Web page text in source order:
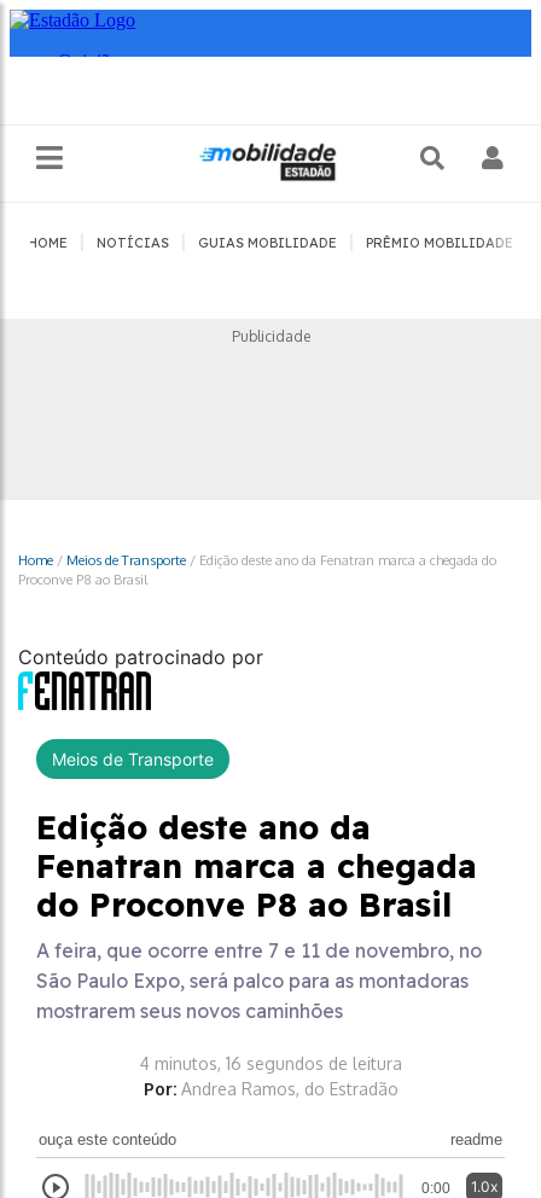
HOME NOTÍCIAS GUIAS MOBILIDADE PRÊMIO MOBILIDADE
Publicidade
Home / Meios de Transporte / Edição deste ano da Fenatran marca a chegada do
Proconve P8 ao Brasil
Conteúdo patrocinado por
Meios de Transporte
Edição deste ano da
Fenatran marca a chegada
do Proconve P8 ao Brasil
A feira, que ocorre entre 7 e 11 de novembro, no
São Paulo Expo, será palco para as montadoras
mostrarem seus novos caminhões
4 minutos, 16 segundos de leitura
Por: Andrea Ramos, do Estradão
ouça este conteúdo readme
0:00 1.0x